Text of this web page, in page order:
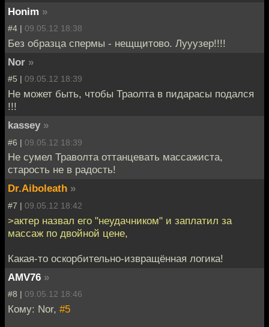
Honim »
#4 | 09.05.12 18:38
Без образца спермы - нещщитово. Лууузер!!!!
Nor »
#5 | 09.05.12 18:39
Не может быть, чтобы Траолта в пидарасы подался
!!!
kassey »
#6 | 09.05.12 18:39
Не сумел Траволта оттанцевать массажиста,
старость не в радость!
Dr.Aiboleath »
#7 | 09.05.12 18:42
>актер назвал его "неудачником" и заплатил за
массаж по двойной цене,
Какая-то оскорбительно-извращённая логика!
AMV76 »
#8 | 09.05.12 18:46
Кому: Nor, #5